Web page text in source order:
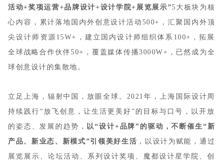
活动+奖项运营+品牌设计+设计学院+展览展示”5大板块为核
心内容，累计落地国内外创意设计活动500+，汇聚国内外顶
尖设计师资源15W+，建立国内设计师组织体系100+，拓展
全球战略合作伙伴50+，覆盖媒体传播3000W+，已然成为全
球创意设计的集散地。
立足上海，辐射中国，放眼全球。2021年，上海国际设计周
持续践行“放飞创意，让生活更美好”的目标与口号，以开放
的姿态、发展的趋势， 以“设计+品牌”的驱动，不断催生“新
产品、新业态、新模式”引领美好生活 ，以设计为赋能，通过
展览展示、论坛活动、系列设计奖项、魔都设计星学院、创